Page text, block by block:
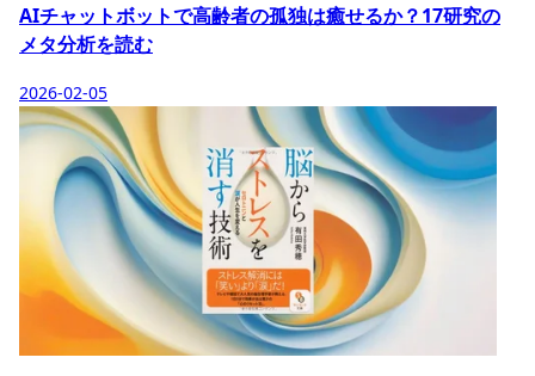
AIチャットボットで高齢者の孤独は癒せるか？17研究の
メタ分析を読む
2026-02-05